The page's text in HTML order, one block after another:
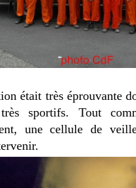
était très éprouvante
sportifs. Tout
une cellule de